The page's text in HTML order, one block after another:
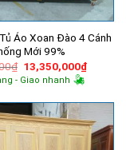
Áo Xoan Đào 4 Cánh
Mới 99%
₫ Giá
gốc
là:
13,350,000₫Giá
hiện
- Giao nhanh